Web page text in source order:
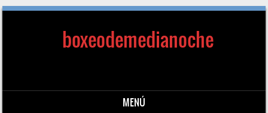
boxeodemedianoche
MENÚ